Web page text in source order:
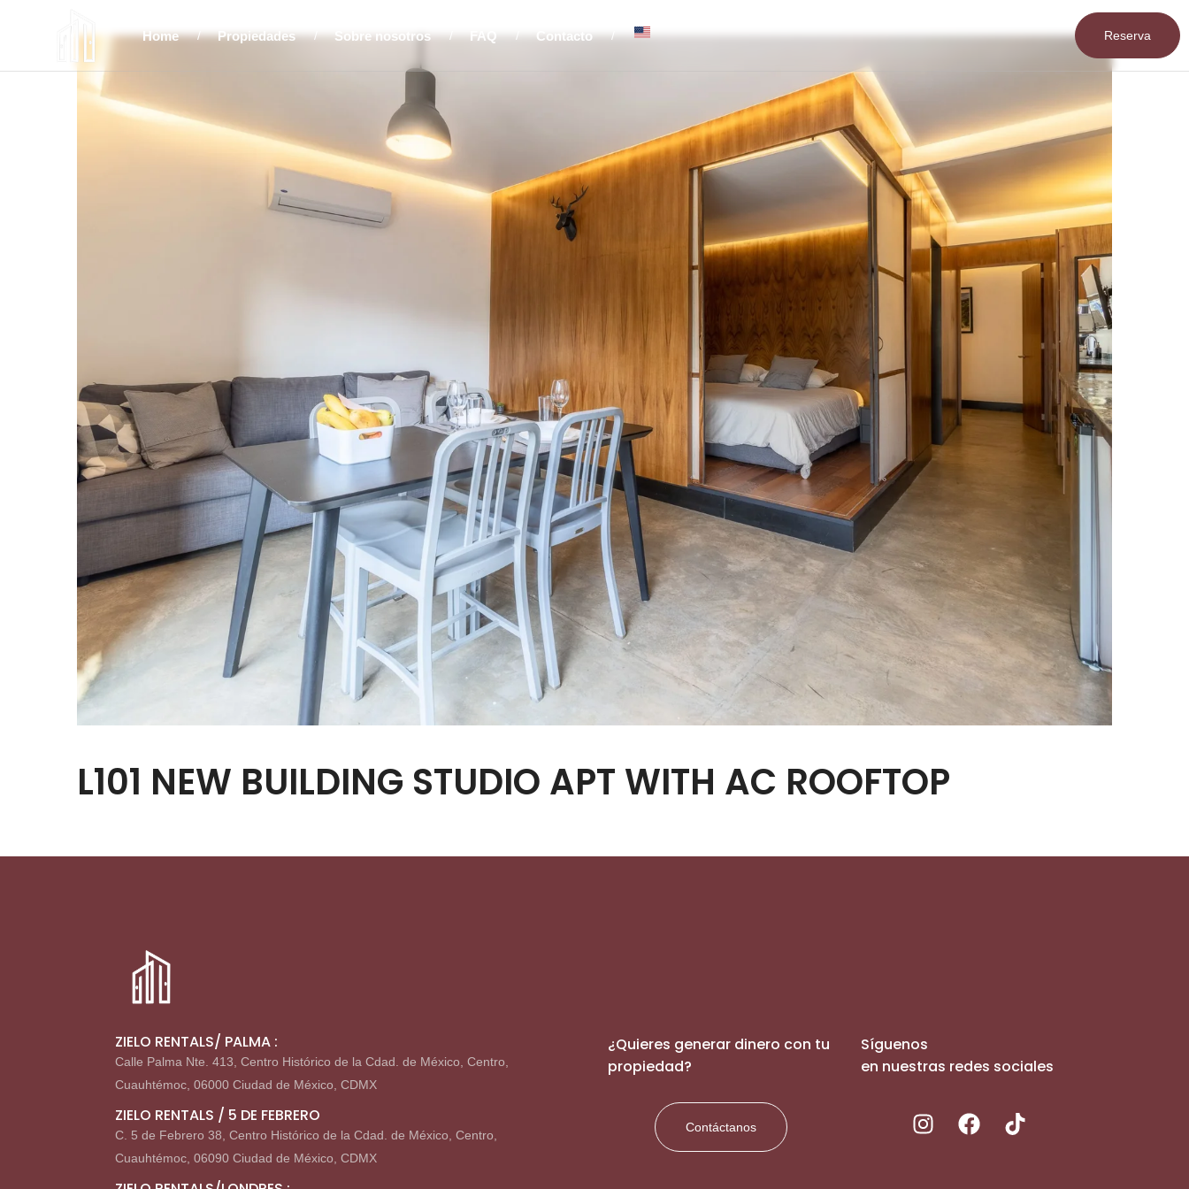
Home Propiedades Sobre nosotros FAQ Contacto Reserva
L101 NEW BUILDING STUDIO APT WITH AC ROOFTOP
ZIELO RENTALS/ PALMA :
Calle Palma Nte. 413, Centro Histórico de la Cdad. de México, Centro,
Cuauhtémoc, 06000 Ciudad de México, CDMX
ZIELO RENTALS / 5 DE FEBRERO
C. 5 de Febrero 38, Centro Histórico de la Cdad. de México, Centro,
Cuauhtémoc, 06090 Ciudad de México, CDMX
¿Quieres generar dinero con tu
propiedad?
Contáctanos
Síguenos
en nuestras redes sociales